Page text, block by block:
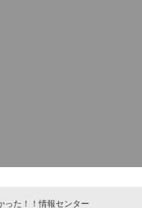
った！！情報センター